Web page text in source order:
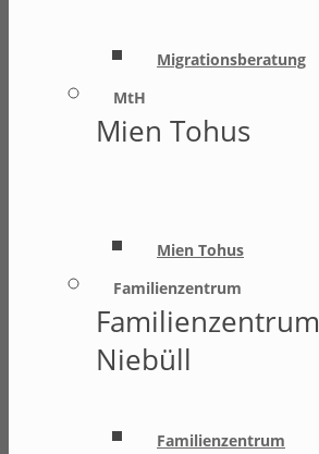
Migrationsberatung
MtH
Mien Tohus
Mien Tohus
Familienzentrum
Familienzentrum
Niebüll
Familienzentrum